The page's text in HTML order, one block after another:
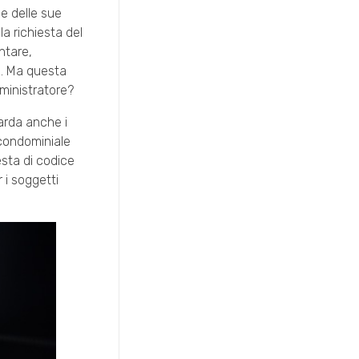
delle sue
richiesta del
Ma questa
anche i
di codice
i soggetti